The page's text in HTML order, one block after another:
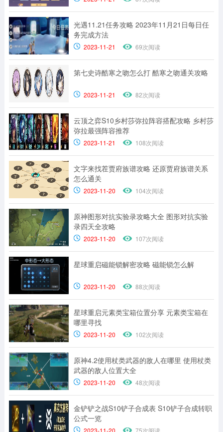
光遇11.21任务攻略 2023年11月21日每日任
务完成方法
2023-11-21 69次阅读
第七史诗酷寒之吻怎么打 酷寒之吻通关攻略
2023-11-21 82次阅读
云顶之弈S10乡村莎弥拉阵容搭配攻略 乡村莎
弥拉最强阵容推荐
2023-11-21 108次阅读
文字来找茬贾府族谱攻略 还原贾府族谱关系
怎么通关
2023-11-20 104次阅读
原神图形对抗实验录攻略大全 图形对抗实验
录四天全攻略
2023-11-20 107次阅读
星球重启磁能锁解密攻略 磁能锁怎么解
2023-11-20 88次阅读
星球重启元素类宝箱位置分享 元素类宝箱在
哪里寻找
2023-11-20 102次阅读
原神4.2使用杖类武器的敌人在哪里 使用杖类
武器的敌人位置大全
2023-11-20 48次阅读
金铲铲之战S10铲子合成表 S10铲子合成转职
公式一览
2023-11-20 75次阅读